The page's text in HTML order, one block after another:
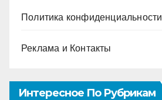
Политика конфиденциальности
Реклама и Контакты
Интересное По Рубрикам